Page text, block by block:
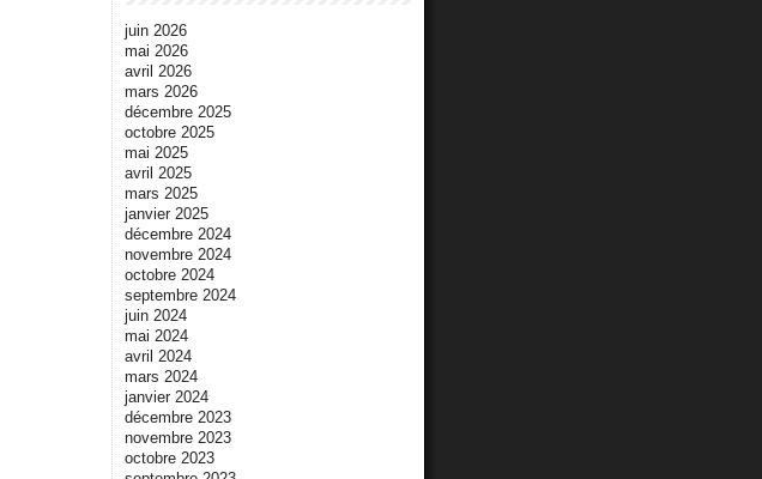
juin 2026
mai 2026
avril 2026
mars 2026
décembre 2025
octobre 2025
mai 2025
avril 2025
mars 2025
janvier 2025
décembre 2024
novembre 2024
octobre 2024
septembre 2024
juin 2024
mai 2024
avril 2024
mars 2024
janvier 2024
décembre 2023
novembre 2023
octobre 2023